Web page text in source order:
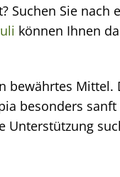
Suchen Sie
können Ihnen
bewährtes Mittel.
besonders
Unterstützung